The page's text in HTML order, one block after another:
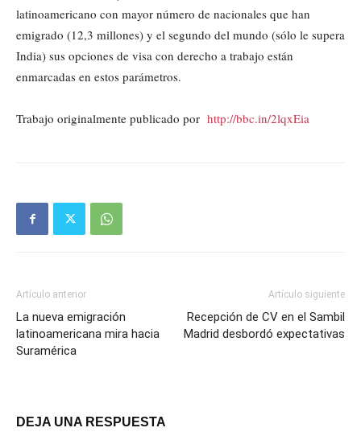
latinoamericano con mayor número de nacionales que han
emigrado (12,3 millones) y el segundo del mundo (sólo le supera
India) sus opciones de visa con derecho a trabajo están
enmarcadas en estos parámetros.
Trabajo originalmente publicado por http://bbc.in/2lqxEia
Artículo anterior
La nueva emigración
latinoamericana mira hacia
Suramérica
Artículo siguiente
Recepción de CV en el Sambil
Madrid desbordó expectativas
DEJA UNA RESPUESTA